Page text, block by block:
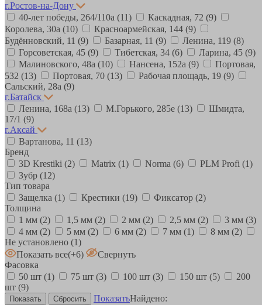
г.Ростов-на-Дону
40-лет победы, 264/110а (11) Каскадная, 72 (9)
Королева, 30а (10) Красноармейская, 144 (9)
Будённовский, 11 (9) Базарная, 11 (9) Ленина, 119 (8)
Горсоветская, 45 (9) Тибетская, 34 (6) Ларина, 45 (9)
Малиновского, 48а (10) Нансена, 152а (9)
Портовая,
532 (13) Портовая, 70 (13) Рабочая площадь, 19 (9)
Сальский, 28a (9)
г.Батайск
Ленина, 168а (13) М.Горького, 285е (13)
Шмидта,
17/1 (9)
г.Аксай
Вартанова, 11 (13)
Бренд
3D Krestiki (2) Matrix (1) Norma (6) PLM Profi (1)
Зубр (12)
Тип товара
Защелка (1) Крестики (19) Фиксатор (2)
Толщина
1 мм (2) 1,5 мм (2) 2 мм (2) 2,5 мм (2) 3 мм (3)
4 мм (2) 5 мм (2) 6 мм (2) 7 мм (1) 8 мм (2)
Не установлено (1)
Показать все(+6)
Свернуть
Фасовка
50 шт (1) 75 шт (3) 100 шт (3) 150 шт (5)
200
шт (9)
ПоказатьНайдено: